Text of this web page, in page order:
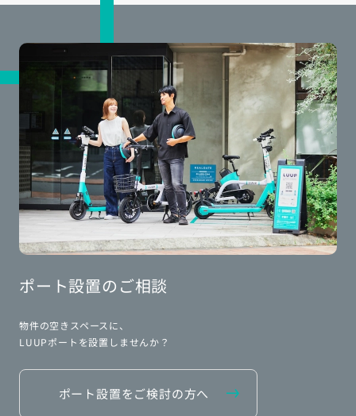
ポート設置のご相談
物件の空きスペースに、
LUUPポートを設置しませんか？
ポート設置をご検討の方へ